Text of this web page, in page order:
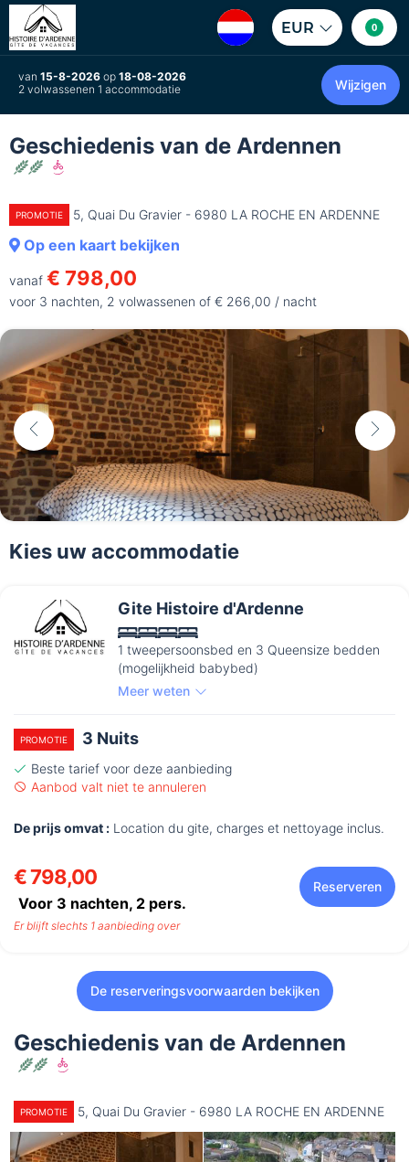
EUR 0
van 15-8-2026 op 18-08-2026
2 volwassenen 1 accommodatie
Wijzigen
Geschiedenis van de Ardennen
PROMOTIE 5, Quai Du Gravier - 6980 LA ROCHE EN ARDENNE
Op een kaart bekijken
vanaf € 798,00
voor 3 nachten, 2 volwassenen of € 266,00 / nacht
Kies uw accommodatie
Gite Histoire d'Ardenne
1 tweepersoonsbed en 3 Queensize bedden
(mogelijkheid babybed)
Meer weten
PROMOTIE 3 Nuits
Beste tarief voor deze aanbieding
Aanbod valt niet te annuleren
De prijs omvat : Location du gite, charges et nettoyage inclus.
€ 798,00
Voor 3 nachten, 2 pers.
Reserveren
Er blijft slechts 1 aanbieding over
De reserveringsvoorwaarden bekijken
Geschiedenis van de Ardennen
PROMOTIE 5, Quai Du Gravier - 6980 LA ROCHE EN ARDENNE